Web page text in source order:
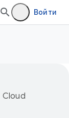
Войти
Cloud